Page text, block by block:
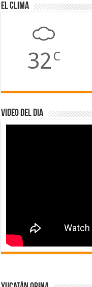
El Clima
32 C
Video del dia